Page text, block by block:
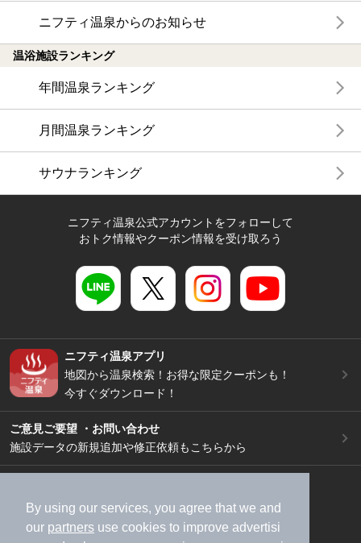
By using our services, you agree that we and
our partners use cookies to improve advertisi
ニフティ温泉からのお知らせ
温浴施設ランキング
年間温泉ランキング
月間温泉ランキング
サウナランキング
ニフティ温泉公式アカウントをフォローして
おトク情報やクーポン情報を受け取ろう
ニフティ温泉アプリ
地図から温泉検索！お得な限定クーポンも！
今すぐダウンロード！
ご意見ご要望 ・お問い合わせ
施設データの新規追加や修正依頼もこちらから
加盟店募集（資料請求）
広告出稿のご案内
利用規約
ライフスタイルMEMBERS+規約